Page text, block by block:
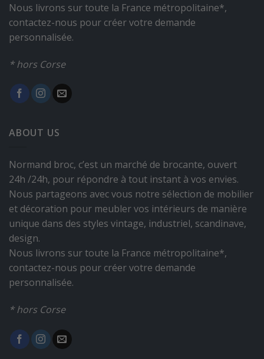
Nous livrons sur toute la France métropolitaine*,
contactez-nous pour créer votre demande
personnalisée.
* hors Corse
ABOUT US
Normand broc, c’est un marché de brocante, ouvert
24h /24h, pour répondre à tout instant à vos envies.
Nous partageons avec vous notre sélection de mobilier
et décoration pour meubler vos intérieurs de manière
unique dans des styles vintage, industriel, scandinave,
design.
Nous livrons sur toute la France métropolitaine*,
contactez-nous pour créer votre demande
personnalisée.
* hors Corse